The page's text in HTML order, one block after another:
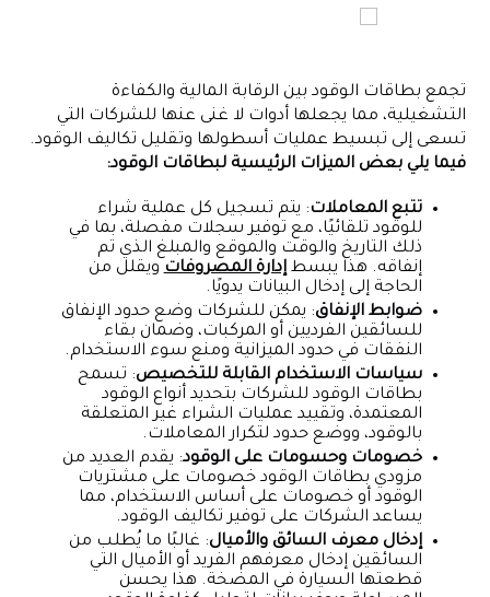
تجمع بطاقات الوقود بين الرقابة المالية والكفاءة
التشغيلية، مما يجعلها أدوات لا غنى عنها للشركات التي
تسعى إلى تبسيط عمليات أسطولها وتقليل تكاليف الوقود.
فيما يلي بعض الميزات الرئيسية لبطاقات الوقود:
تتبع المعاملات: يتم تسجيل كل عملية شراء
للوقود تلقائيًا، مع توفير سجلات مفصلة، بما في
ذلك التاريخ والوقت والموقع والمبلغ الذي تم
إنفاقه. هذا يبسطإدارة المصروفاتويقلل من
الحاجة إلى إدخال البيانات يدويًا.
ضوابط الإنفاق: يمكن للشركات وضع حدود الإنفاق
للسائقين الفرديين أو المركبات، وضمان بقاء
النفقات في حدود الميزانية ومنع سوء الاستخدام.
سياسات الاستخدام القابلة للتخصيص: تسمح
بطاقات الوقود للشركات بتحديد أنواع الوقود
المعتمدة، وتقييد عمليات الشراء غير المتعلقة
بالوقود، ووضع حدود لتكرار المعاملات.
خصومات وحسومات على الوقود: يقدم العديد من
مزودي بطاقات الوقود خصومات على مشتريات
الوقود أو خصومات على أساس الاستخدام، مما
يساعد الشركات على توفير تكاليف الوقود.
إدخال معرف السائق والأميال: غالبًا ما يُطلب من
السائقين إدخال معرفهم الفريد أو الأميال التي
قطعتها السيارة في المضخة. هذا يحسن